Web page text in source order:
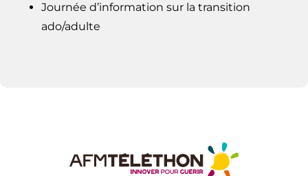
Journée d’information sur la transition
ado/adulte